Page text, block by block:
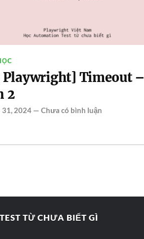
Playwright] Timeout –
2
31, 2024— Chưa có bình luận
TỪ CHƯA BIẾT GÌ